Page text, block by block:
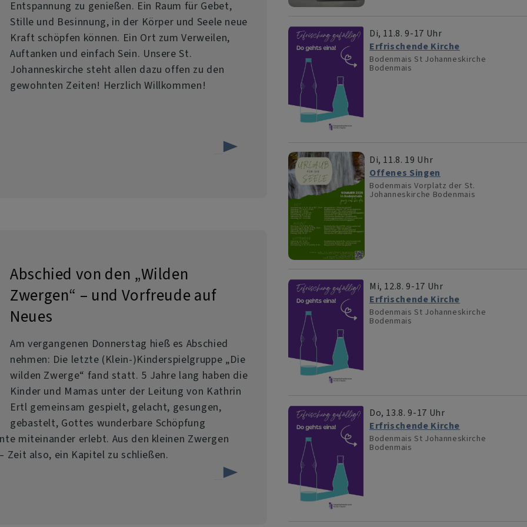
Entspannung zu genießen. Ein Raum für Gebet,
Stille und Besinnung, in der Körper und Seele neue
Kraft schöpfen können. Ein Ort zum Verweilen,
Auftanken und einfach Sein. Unsere St.
Johanneskirche steht allen dazu offen zu den
gewohnten Zeiten! Herzlich Willkommen!
Abschied von den „Wilden
Zwergen“ – und Vorfreude auf
Neues
Am vergangenen Donnerstag hieß es Abschied
nehmen: Die letzte (Klein-)Kinderspielgruppe „Die
wilden Zwerge“ fand statt. 5 Jahre lang haben die
Kinder und Mamas unter der Leitung von Kathrin
Ertl gemeinsam gespielt, gelacht, gesungen,
gebastelt, Gottes wunderbare Schöpfung
miteinander erlebt. Aus den kleinen Zwergen
Zeit also, ein Kapitel zu schließen.
Di, 11.8. 9-17 Uhr
Erfrischende Kirche
Bodenmais St Johanneskirche
Bodenmais
Di, 11.8. 19 Uhr
Offenes Singen
Bodenmais Vorplatz der St.
Johanneskirche Bodenmais
Mi, 12.8. 9-17 Uhr
Erfrischende Kirche
Bodenmais St Johanneskirche
Bodenmais
Do, 13.8. 9-17 Uhr
Erfrischende Kirche
Bodenmais St Johanneskirche
Bodenmais